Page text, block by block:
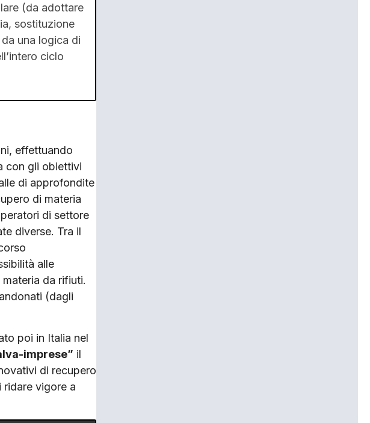
(da adottare
sostituzione
una logica di
ciclo
effettuando
con gli obiettivi
di approfondite
di materia
di settore
diverse. Tra il
alle
da rifiuti.
(dagli
poi in Italia nel
imprese” il
di recupero
vigore a